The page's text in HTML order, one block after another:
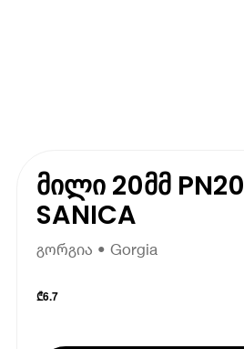
მილი 20მმ PN20
SANICA
გორგია • Gorgia
₾6.7